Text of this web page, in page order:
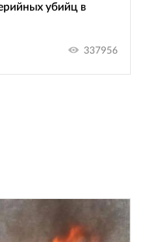
убийц в
337956